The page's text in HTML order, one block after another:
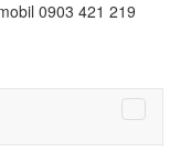
0903 421 219
Toggle